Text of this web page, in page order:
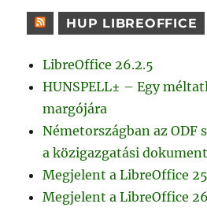
HUP LIBREOFFICE
LibreOffice 26.2.5
HUNSPELL± – Egy
margójára
Németországban az ODF
a közigazgatási
Megjelent a LibreOffice
Megjelent a LibreOffice